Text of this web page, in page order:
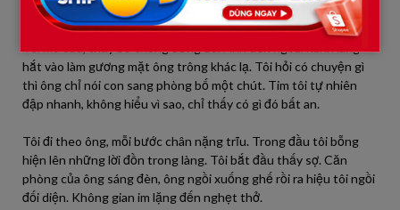
cho bố.
hắt vào làm gương mặt ông trông khác lạ. Tôi hỏi có chuyện gì
thì ông chỉ nói con sang phòng bố một chút. Tim tôi tự nhiên
đập nhanh, không hiểu vì sao, chỉ thấy có gì đó bất an.
Tôi đi theo ông, mỗi bước chân nặng trĩu. Trong đầu tôi bỗng
hiện lên những lời đồn trong làng. Tôi bắt đầu thấy sợ. Căn
phòng của ông sáng đèn, ông ngồi xuống ghế rồi ra hiệu tôi ngồi
đối diện. Không gian im lặng đến nghẹt thở.